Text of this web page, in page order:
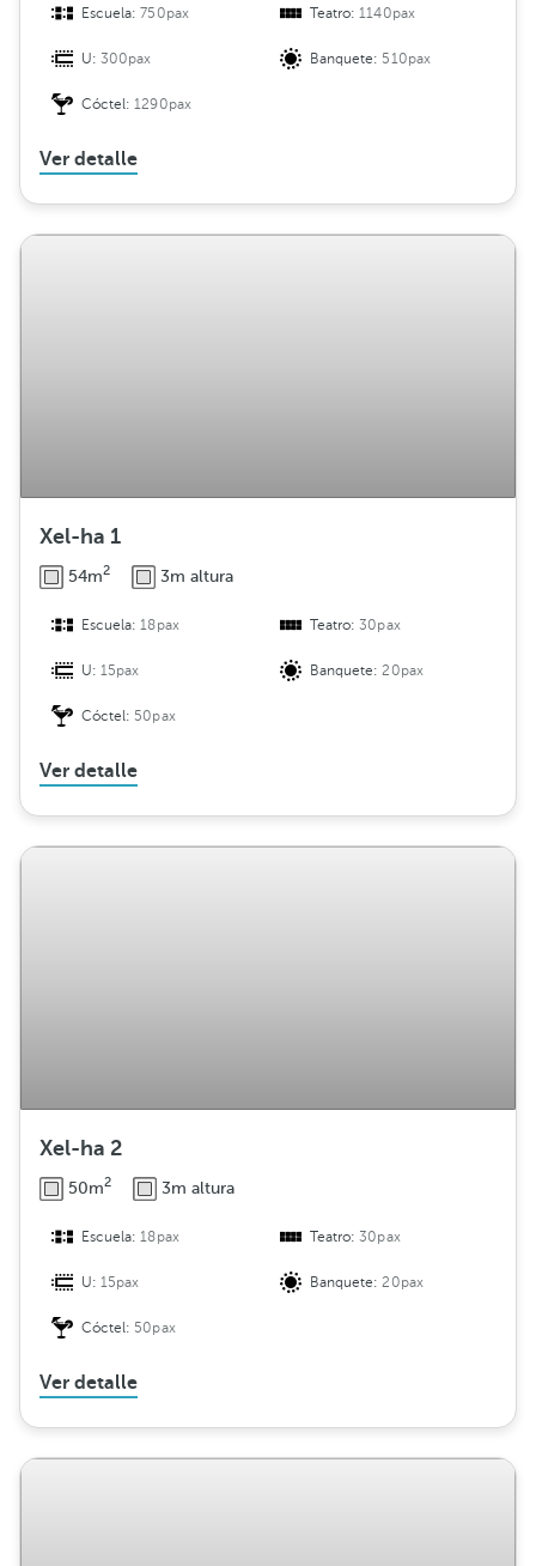
Escuela:750pax Teatro:1140pax
U:300pax Banquete: 510pax
Cóctel:1290pax
Ver detalle
Xel-ha 1
54m2 3m altura
Escuela:18pax Teatro:30pax
U:15pax Banquete:20pax
Cóctel: 50pax
Ver detalle
Xel-ha 2
50m2 3m altura
Escuela:18pax Teatro:30pax
U:15pax Banquete:20pax
Cóctel: 50pax
Ver detalle